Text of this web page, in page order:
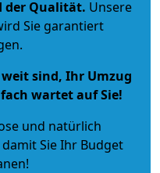
der Qualität. Unsere
Sie garantiert
sind, Ihr Umzug
wartet auf Sie!
und natürlich
damit Sie Ihr Budget